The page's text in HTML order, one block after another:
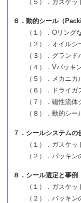
（５）．ガスケッ
６．動的シール（
（１）．Oリングな
（２）．オイルシ
（３）．グランド
（４）．Vパッキ
（５）．メカニカ
（６）．ドライガ
（７）．磁性流体
（８）．動的シー
７．シールシステムの
（１）．ガスケッ
（２）．パッキン
８．シール選定と事例
（１）．ガスケッ
（２）．パッキン